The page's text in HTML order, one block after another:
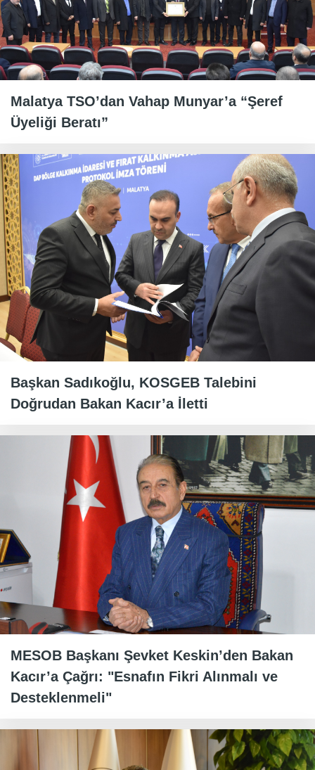
Malatya TSO’dan Vahap Munyar’a “Şeref
Üyeliği Beratı”
Başkan Sadıkoğlu, KOSGEB Talebini
Doğrudan Bakan Kacır’a İletti
MESOB Başkanı Şevket Keskin’den Bakan
Kacır’a Çağrı: "Esnafın Fikri Alınmalı ve
Desteklenmeli"